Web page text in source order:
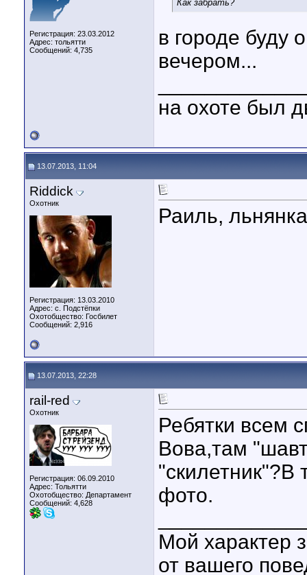
Регистрация: 23.03.2012
Адрес: тольятти
Сообщений: 4,735
Как забрать?
в городе буду
вечером...
на охоте был
13.07.2013, 11:04
Riddick
Охотник
Регистрация: 13.03.2010
Адрес: с. Подстёпки
Охотобщество: Госбилет
Сообщений: 2,916
Раиль,
13.07.2013, 22:28
rail-red
Охотник
Регистрация: 06.09.2010
Адрес: Тольятти
Охотобщество: Департамент
Сообщений: 4,628
Ребятки всем
Вова,там
фото.
Мой характер
от вашего